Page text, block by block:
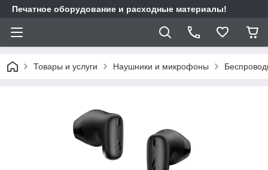
Печатное оборудование и расходные материалы!
Товары и услуги Наушники и микрофоны